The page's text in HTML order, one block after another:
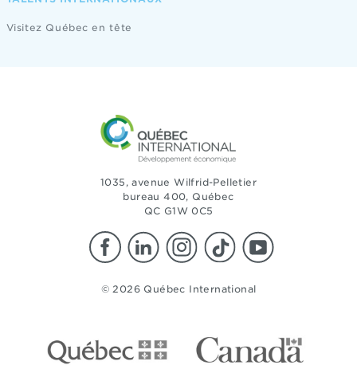
Visitez Québec en tête
1035, avenue Wilfrid-Pelletier
bureau 400, Québec
QC G1W 0C5
© 2026 Québec International